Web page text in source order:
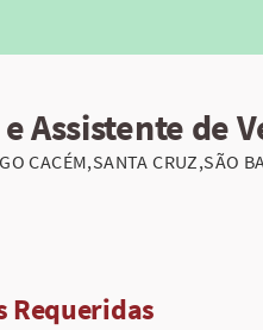
Assistente de
CACÉM,SANTA CRUZ,SÃO
Requeridas